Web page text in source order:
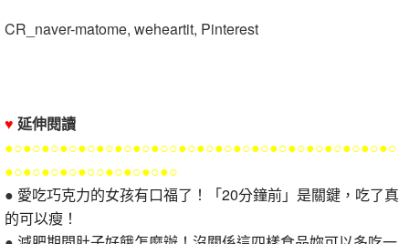
CR_naver-matome, weheartit, Pinterest
♥ 延伸閱讀
●○●○●○●○●○●○●○●○●○○●○●○●○●○●○●○●○●○●○●○●○●○
●○●○●○●○●○○●○●○●○●○
● 愛吃巧克力的女孩有口福了！「20分鐘前」是關鍵，吃了真
的可以瘦！